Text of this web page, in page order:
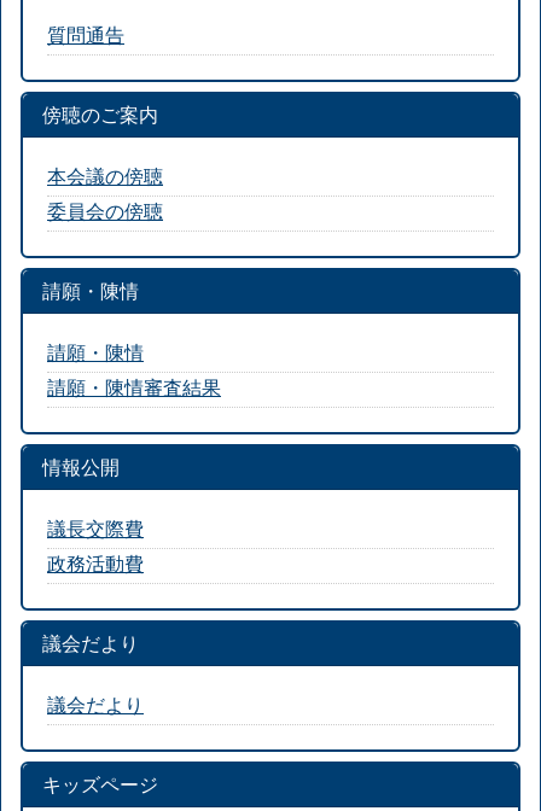
質問通告
傍聴のご案内
本会議の傍聴
委員会の傍聴
請願・陳情
請願・陳情
請願・陳情審査結果
情報公開
議長交際費
政務活動費
議会だより
議会だより
キッズページ